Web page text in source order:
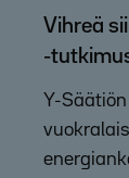
Vihreä
-
Y-